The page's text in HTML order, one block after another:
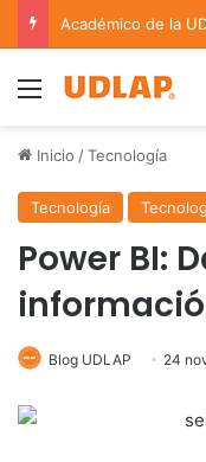
Menu
Inicio /Tecnología
Tecnología
Power BI:
Blog UDLAP 24